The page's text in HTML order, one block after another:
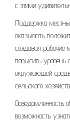
с этими
Поддержка
оказывать
создавая рабочие
повысить уровень
окружающей
сельского
Осведомленность
возможность